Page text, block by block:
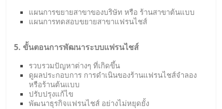
แผนการขยายสาขาของบริษัท หรือ ร้านสาขาต้นแบบ
แผนการทดสอบขยายสาขาแฟรนไชส์
5. ขั้นตอนการพัฒนาระบบแฟรนไชส์
รวบรวมปัญหาต่างๆ ที่เกิดขึ้น
ดูผลประกอบการ การดำเนินของร้านแฟรนไชส์จำลอง
หรือร้านต้นแบบ
ปรับปรุงแก้ไข
พัฒนาธุรกิจแฟรนไชส์ อย่างไม่หยุดยั้ง